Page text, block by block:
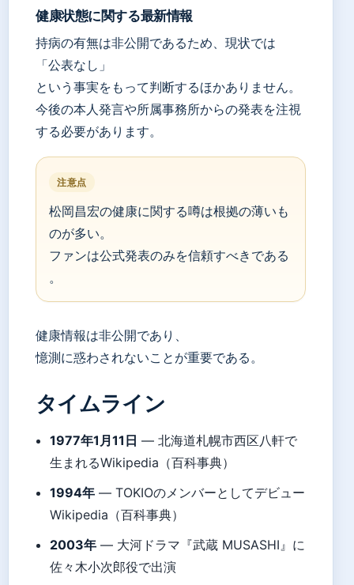
健康状態に関する最新情報
持病の有無は非公開であるため、現状では
「公表なし」
という事実をもって判断するほかありません。
今後の本人発言や所属事務所からの発表を注視
する必要があります。
注意点
松岡昌宏の健康に関する噂は根拠の薄いも
のが多い。
ファンは公式発表のみを信頼すべきである
。
健康情報は非公開であり、
憶測に惑わされないことが重要である。
タイムライン
1977年1月11日 — 北海道札幌市西区八軒で
生まれるWikipedia（百科事典）
1994年 — TOKIOのメンバーとしてデビュー
Wikipedia（百科事典）
2003年 — 大河ドラマ『武蔵 MUSASHI』に
佐々木小次郎役で出演